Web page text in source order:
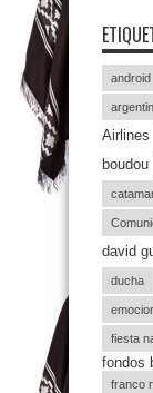
android
Airlines
boudou
david
ducha
fiesta
fondos
franco